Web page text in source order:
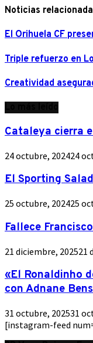
Noticias
El Orihuela CF
Triple refuerzo en
Creatividad
Cataleya cierra
24 octubre, 202424
El Sporting
25 octubre, 202425
Fallece
21 diciembre, 202521
«El Ronaldinho
con Adnane
31 octubre, 202531
[instagram-feed